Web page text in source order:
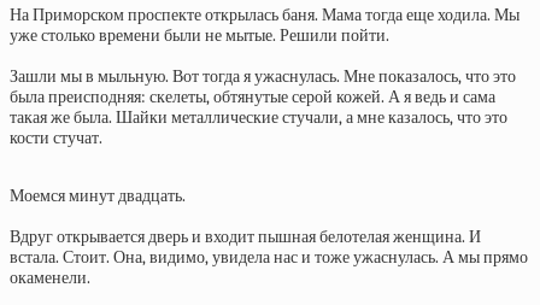
На Приморском проспекте открылась баня. Мама тогда еще ходила. Мы
уже столько времени были не мытые. Решили пойти.
Зашли мы в мыльную. Вот тогда я ужаснулась. Мне показалось, что это
была преисподняя: скелеты, обтянутые серой кожей. А я ведь и сама
такая же была. Шайки металлические стучали, а мне казалось, что это
кости стучат.
Моемся минут двадцать.
Вдруг открывается дверь и входит пышная белотелая женщина. И
встала. Стоит. Она, видимо, увидела нас и тоже ужаснулась. А мы прямо
окаменели.